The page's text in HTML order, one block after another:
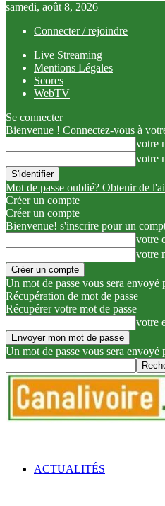
samedi, août 8, 2026
Connecter / rejoindre
Live Streaming
Mentions Légales
Scores
WebTV
Se connecter
Bienvenue ! Connectez-vous à
votre
votre
Mot de passe oublié? Obtenir de
Créer un compte
Créer un compte
Bienvenue! s'inscrire pour un
votre
votre
Un mot de passe vous sera envoyé
Récupération de mot de passe
Récupérer votre mot de passe
votre
Un mot de passe vous sera envoyé
ACTUALITÉS